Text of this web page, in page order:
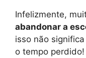
Infelizmente,
abandonar a
isso não
o tempo